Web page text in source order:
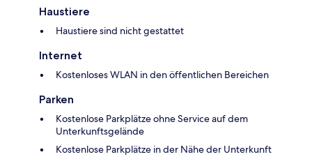
Haustiere
Haustiere sind nicht gestattet
Internet
Kostenloses WLAN in den öffentlichen Bereichen
Parken
Kostenlose Parkplätze ohne Service auf dem
Unterkunftsgelände
Kostenlose Parkplätze in der Nähe der Unterkunft